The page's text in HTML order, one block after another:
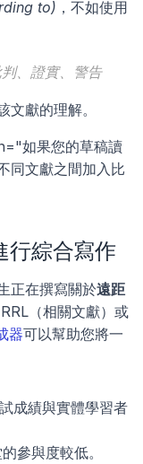
to) ，不如使用
、證實、警告
獻的理解。
如果您的草稿讀
同文獻之間加入比
行綜合寫作
正在撰寫關於遠距
（相關文獻）或
器可以幫助您將一
成績與實體學習者
參與度較低。